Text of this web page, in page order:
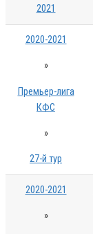
2021
2020-2021
»
Премьер-лига
КФС
»
27-й тур
2020-2021
»